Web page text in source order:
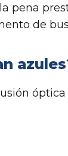
pena
de